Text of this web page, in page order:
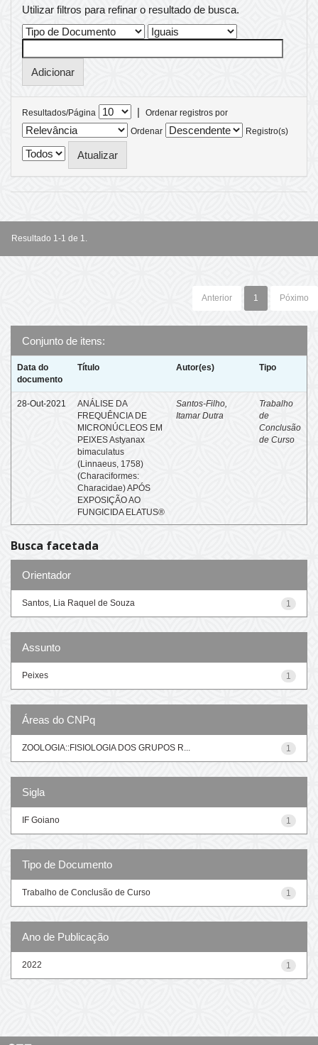
Utilizar filtros para refinar o resultado de busca.
Resultados/Página |
Ordenar registros por
Ordenar
Registro(s)
Resultado 1-1 de 1.
Anterior 1 Póximo
Conjunto de itens:
Data do
documento
Título Autor(es) Tipo
28-Out-2021
ANÁLISE DA
FREQUÊNCIA DE
MICRONÚCLEOS EM
PEIXES Astyanax
bimaculatus
(Linnaeus, 1758)
(Characiformes:
Characidae) APÓS
EXPOSIÇÃO AO
FUNGICIDA ELATUS®
Santos-Filho,
Itamar Dutra
Trabalho
de
Conclusão
de Curso
Busca facetada
Orientador
1
Santos, Lia Raquel de Souza
Assunto
1
Peixes
Áreas do CNPq
1
ZOOLOGIA::FISIOLOGIA DOS GRUPOS R...
Sigla
1
IF Goiano
Tipo de Documento
1
Trabalho de Conclusão de Curso
Ano de Publicação
1
2022